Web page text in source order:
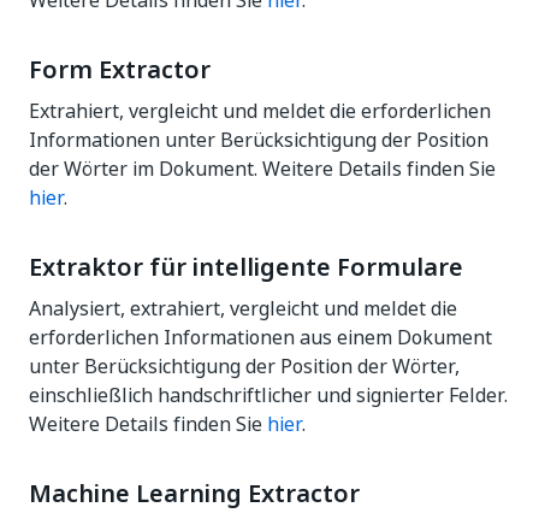
Form Extractor
Extrahiert, vergleicht und meldet die erforderlichen
Informationen unter Berücksichtigung der Position
der Wörter im Dokument. Weitere Details finden Sie
hier.
Extraktor für intelligente Formulare
Analysiert, extrahiert, vergleicht und meldet die
erforderlichen Informationen aus einem Dokument
unter Berücksichtigung der Position der Wörter,
einschließlich handschriftlicher und signierter Felder.
Weitere Details finden Sie hier.
Machine Learning Extractor